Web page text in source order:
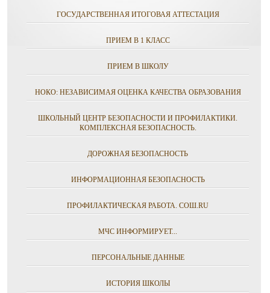
ГОСУДАРСТВЕННАЯ ИТОГОВАЯ АТТЕСТАЦИЯ
ПРИЕМ В 1 КЛАСС
ПРИЕМ В ШКОЛУ
НОКО: НЕЗАВИСИМАЯ ОЦЕНКА КАЧЕСТВА ОБРАЗОВАНИЯ
ШКОЛЬНЫЙ ЦЕНТР БЕЗОПАСНОСТИ И ПРОФИЛАКТИКИ.
КОМПЛЕКСНАЯ БЕЗОПАСНОСТЬ.
ДОРОЖНАЯ БЕЗОПАСНОСТЬ
ИНФОРМАЦИОННАЯ БЕЗОПАСНОСТЬ
ПРОФИЛАКТИЧЕСКАЯ РАБОТА. СОШ.RU
МЧС ИНФОРМИРУЕТ...
ПЕРСОНАЛЬНЫЕ ДАННЫЕ
ИСТОРИЯ ШКОЛЫ